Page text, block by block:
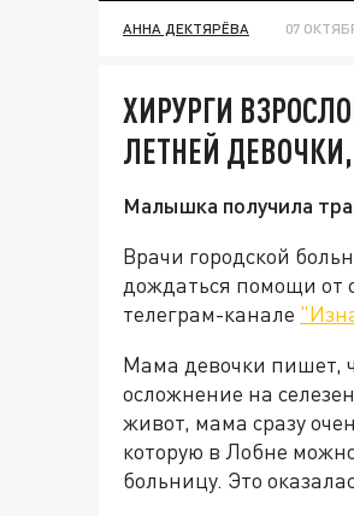
АННА ДЕКТЯРЁВА 07
ХИРУРГИ
ЛЕТНЕЙ
Малышка получила
Врачи городской
дождаться помощи от
телеграм-канале
Мама девочки пишет,
осложнение на
живот, мама сразу
которую в Лобне
больницу. Это